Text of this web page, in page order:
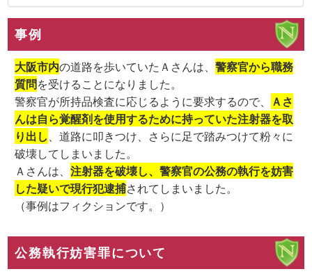
事例
大阪市内の道路を歩いていたＡさんは、警察官から職務
質問を受けることになりました。
警察官が所持品検査に応じるように要求するので、
Ａさ
んは自ら覚醒剤を使用するために持っていた注射器を取
り出し、道路に叩きつけ、さらに足で踏みつけて粉々に
破壊してしまいました。
Ａさんは、注射器を破壊し、警察官の公務の執行を妨害
した疑いで現行犯逮捕されてしまいました。
（事例はフィクションです。）
公務執行妨害罪について